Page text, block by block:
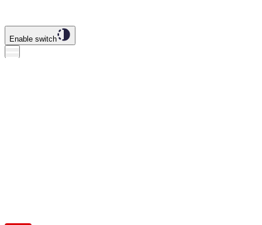
Enable switch